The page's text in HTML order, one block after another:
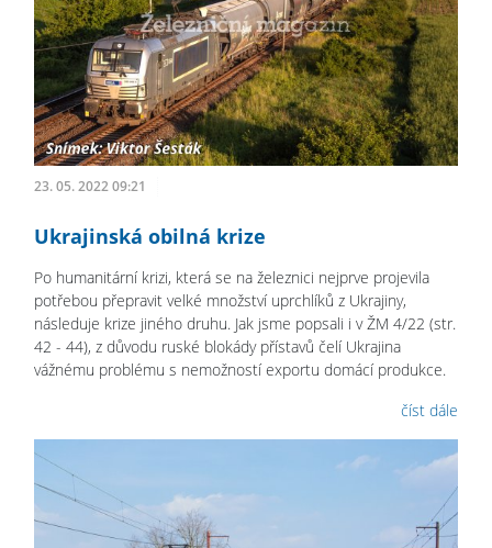
23. 05. 2022 09:21
Ukrajinská obilná krize
Po humanitární krizi, která se na železnici nejprve projevila
potřebou přepravit velké množství uprchlíků z Ukrajiny,
následuje krize jiného druhu. Jak jsme popsali i v ŽM 4/22 (str.
42 - 44), z důvodu ruské blokády přístavů čelí Ukrajina
vážnému problému s nemožností exportu domácí produkce.
číst dále